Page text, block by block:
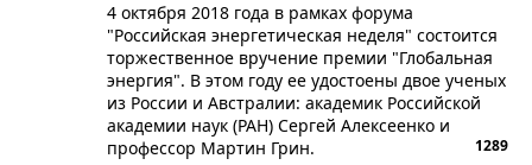
4 октября 2018 года в рамках форума
"Российская энергетическая неделя" состоится
торжественное вручение премии "Глобальная
энергия". В этом году ее удостоены двое ученых
из России и Австралии: академик Российской
академии наук (РАН) Сергей Алексеенко и
профессор Мартин Грин.
1289